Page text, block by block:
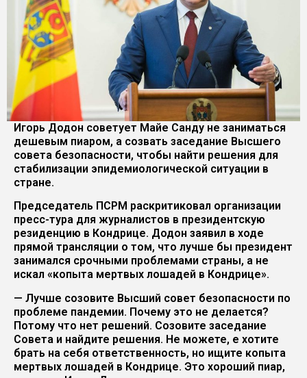
Игорь Додон советует Майе Санду не заниматься
дешевым пиаром, а созвать заседание Высшего
совета безопасности, чтобы найти решения для
стабилизации эпидемиологической ситуации в
стране.
Председатель ПСРМ раскритиковал организации
пресс-тура для журналистов в президентскую
резиденцию в Кондрице. Додон заявил в ходе
прямой трансляции о том, что лучше бы президент
занимался срочными проблемами страны, а не
искал «копыта мертвых лошадей в Кондрице».
— Лучше созовите Высший совет безопасности по
проблеме пандемии. Почему это не делается?
Потому что нет решений. Созовите заседание
Совета и найдите решения. Не можете, е хотите
брать на себя ответственность, но ищите копыта
мертвых лошадей в Кондрице. Это хороший пиар,